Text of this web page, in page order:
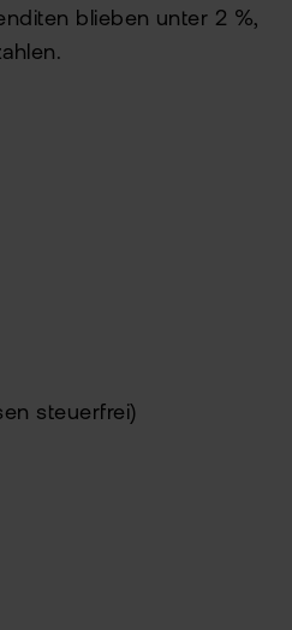
blieben unter 2 %,
steuerfrei)